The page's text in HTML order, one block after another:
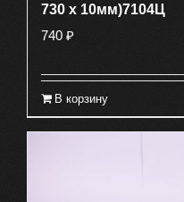
730 х 10мм)7104Ц
740 ₽
В корзину